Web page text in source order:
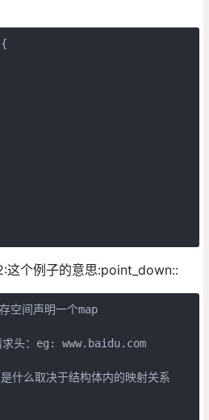
{
这个例子的意思:point_down::
空间声明一个map
头：eg: www.baidu.com
什么取决于结构体内的映射关系